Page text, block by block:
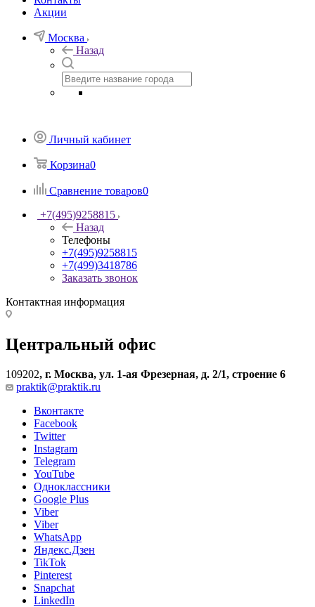
Акции
Москва
Назад
Личный кабинет
Корзина0
Сравнение товаров0
+7(495)9258815
Назад
Телефоны
+7(495)9258815
+7(499)3418786
Заказать звонок
Контактная информация
Центральный офис
109202, г. Москва, ул. 1-ая Фрезерная, д. 2/1, строение 6
praktik@praktik.ru
Вконтакте
Facebook
Twitter
Instagram
Telegram
YouTube
Одноклассники
Google Plus
Viber
Viber
WhatsApp
Яндекс.Дзен
TikTok
Pinterest
Snapchat
LinkedIn